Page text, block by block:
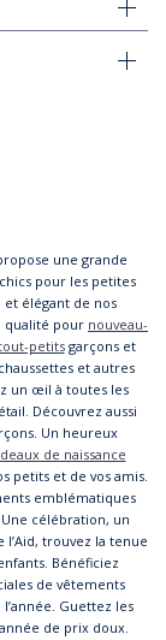
une grande
pour les petites
élégant de nos
qualité pour nouveau-
petitsgarçons et
et autres
un œil à toutes les
Découvrez aussi
Un heureux
de naissance
petits et de vos amis.
emblématiques
Une célébration, un
trouvez la tenue
Bénéficiez
de vêtements
Guettez les
de prix doux.